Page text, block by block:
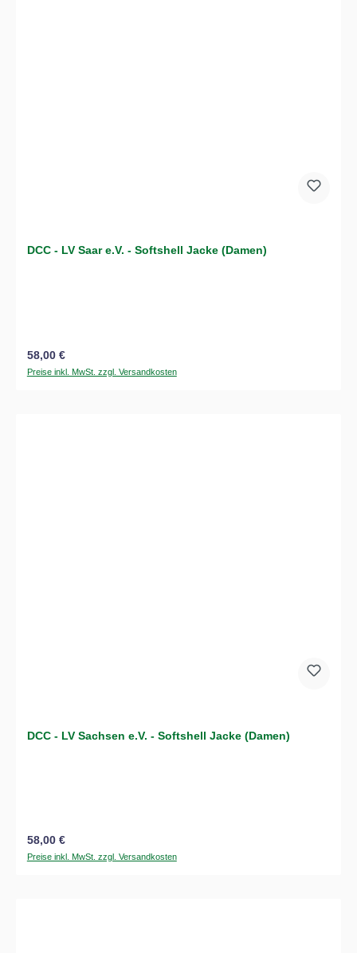
DCC - LV Saar e.V. - Softshell Jacke (Damen)
Regulärer Preis:
58,00 €
Preise inkl. MwSt. zzgl. Versandkosten
DCC - LV Sachsen e.V. - Softshell Jacke (Damen)
Regulärer Preis:
58,00 €
Preise inkl. MwSt. zzgl. Versandkosten